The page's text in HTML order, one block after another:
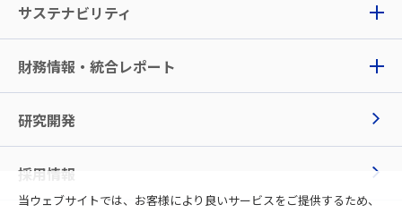
当ウェブサイトでは、お客様により良いサービスをご提供するため、
サステナビリティ
財務情報・統合レポート
研究開発
採用情報